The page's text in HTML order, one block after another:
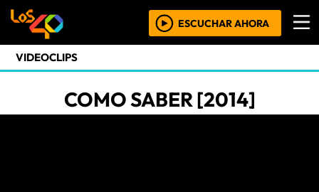
ESCUCHAR AHORA
VIDEOCLIPS
COMO SABER [2014]